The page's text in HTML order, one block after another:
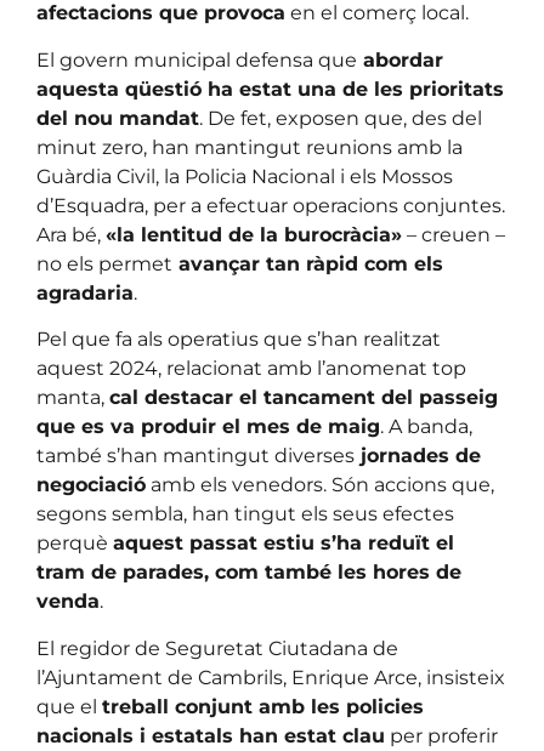
afectacions que provoca en el comerç local.
El govern municipal defensa que abordar
aquesta qüestió ha estat una de les prioritats
del nou mandat. De fet, exposen que, des del
minut zero, han mantingut reunions amb la
Guàrdia Civil, la Policia Nacional i els Mossos
d’Esquadra, per a efectuar operacions conjuntes.
Ara bé, «la lentitud de la burocràcia» – creuen –
no els permet avançar tan ràpid com els
agradaria.
Pel que fa als operatius que s’han realitzat
aquest 2024, relacionat amb l’anomenat top
manta, cal destacar el tancament del passeig
que es va produir el mes de maig. A banda,
també s’han mantingut diverses jornades de
negociació amb els venedors. Són accions que,
segons sembla, han tingut els seus efectes
perquè aquest passat estiu s’ha reduït el
tram de parades, com també les hores de
venda.
El regidor de Seguretat Ciutadana de
l’Ajuntament de Cambrils, Enrique Arce, insisteix
que el treball conjunt amb les policies
nacionals i estatals han estat clau per proferir